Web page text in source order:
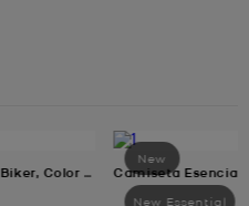
Short Running Brisa Ultra Liviano Biker, Color VERDE SALVIA Para Mujer